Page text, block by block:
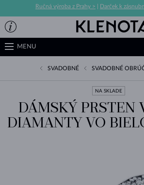
Ručná výroba z Prahy > Darček k
MENU
SVADOBNÉ SVADOBNÉ
NA SKLADE
DÁMSKÝ PRSTEN
DIAMANTY VO